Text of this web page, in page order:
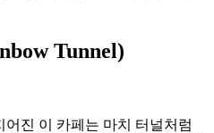
Tunnel)
진 이 카페는 마치 터널처럼